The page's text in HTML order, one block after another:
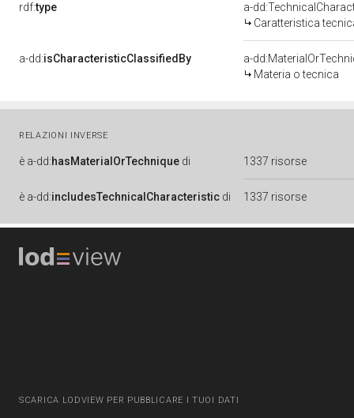
rdf:type
a-
Caratteristica
a-dd:isCharacteristicClassifiedBy
a-
Materia o tecnica
RELAZIONI INVERSE
è a-dd:hasMaterialOrTechnique di 1337 risorse
è a-dd:includesTechnicalCharacteristic di 1337 risorse
SCARICA LODVIEW PER PUBBLICARE I TUOI DATI